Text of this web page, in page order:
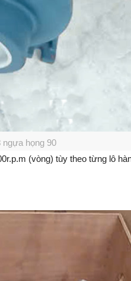
họng 90
(vòng) tùy theo từng lô